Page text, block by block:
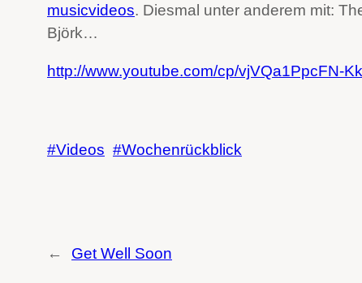
musicvideos. Diesmal unter anderem mit:
Björk…
http://www.youtube.com/cp/vjVQa1PpcFN-
Videos Wochenrückblick
← Get Well Soon